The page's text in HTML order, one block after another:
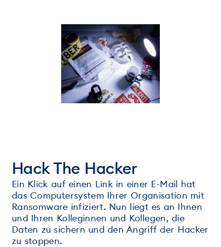
Hack The Hacker
Ein Klick auf einen Link in einer E-Mail hat
das Computersystem Ihrer Organisation mit
Ransomware infiziert. Nun liegt es an Ihnen
und Ihren Kolleginnen und Kollegen, die
Daten zu sichern und den Angriff der Hacker
zu stoppen.